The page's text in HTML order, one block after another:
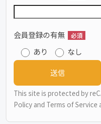
会員登録の有無 必須
あり なし
This site is protected by
Policy and Terms of Service